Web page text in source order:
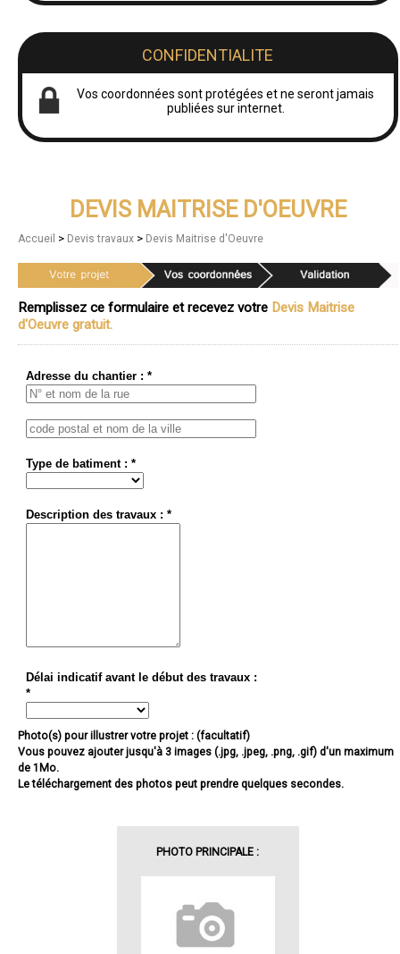
CONFIDENTIALITE
Vos coordonnées sont protégées et ne seront jamais
publiées sur internet.
DEVIS MAITRISE D'OEUVRE
Accueil > Devis travaux > Devis Maitrise d'Oeuvre
Remplissez ce formulaire et recevez votre Devis Maitrise
d'Oeuvre gratuit.
Adresse du chantier : *
Type de batiment : *
Description des travaux : *
Délai indicatif avant le début des travaux :
*
Photo(s) pour illustrer votre projet : (facultatif)
Vous pouvez ajouter jusqu'à 3 images (.jpg, .jpeg, .png, .gif) d'un maximum
de 1Mo.
Le téléchargement des photos peut prendre quelques secondes.
PHOTO PRINCIPALE :